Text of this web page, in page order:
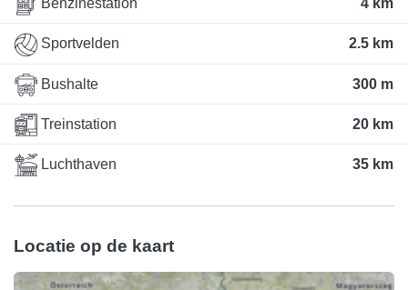
Benzinestation 4 km
Sportvelden 2.5 km
Bushalte 300 m
Treinstation 20 km
Luchthaven 35 km
Locatie op de kaart